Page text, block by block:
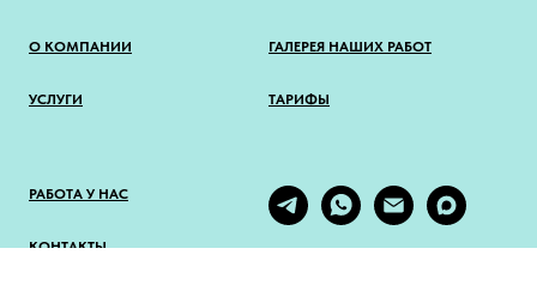
О КОМПАНИИ
УСЛУГИ
ГАЛЕРЕЯ НАШИХ РАБОТ
ТАРИФЫ
РАБОТА У НАС
КОНТАКТЫ